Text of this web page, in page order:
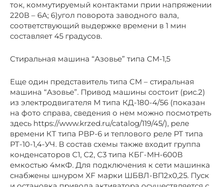
ток, коммутируемый контактами прии напряжении
220В – 6А; 6)угол поворота заводного вала,
соответствующий выдержке времени в 1 мин
составляет 45 градусов.
Стиральная машина “Азовье” типа СМ-1,5
Еще один представитель типа СМ – стиральная
машина “Азовье”. Привод машины состоит (рис.2)
из электродвигателя М типа КД-180-4/56 (показан
на фото справа, сведения о нем можно посмотреть
здесь https://www.krzed.ru/catalog/119/45/), реле
времени КТ типа РВР-6 и теплового реле РТ типа
РТ-10-1,4-УЧ. В состав схемы также входит группа
конденсаторов С1, С2, С3 типа КБГ-МН-600В
емкостью 4мкФ. Для подключения к сети машинка
снабжены шнуром XF марки ШБВЛ-ВП2х0,25. Пуск